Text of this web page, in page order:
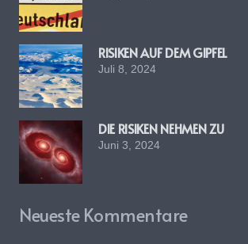
RISIKEN AUF DEM GIPFEL
Juli 8, 2024
DIE RISIKEN NEHMEN ZU
Juni 3, 2024
Neueste Kommentare